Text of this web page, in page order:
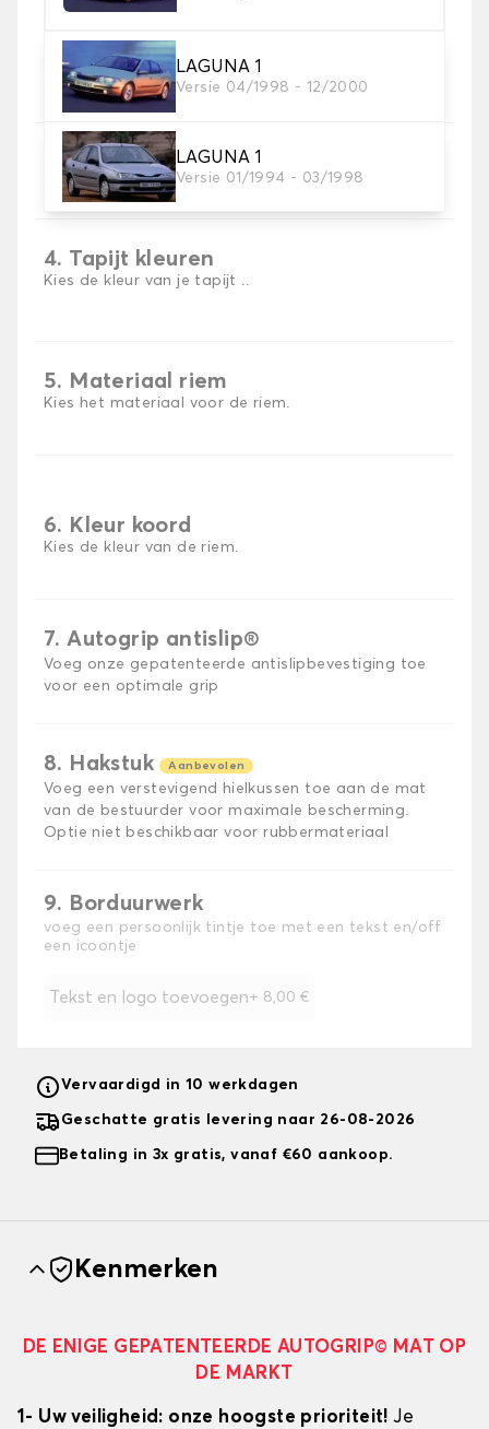
LAGUNA 1
Versie 04/1998 - 12/2000
LAGUNA 1
Versie 01/1994 - 03/1998
2. Materiaal
Kies het materiaal van uw automatten
3. Aantal matten
Selecteer het aantal automatten dat je nodig hebt.
4. Tapijt kleuren
Kies de kleur van je tapijt ..
5. Materiaal riem
Kies het materiaal voor de riem.
6. Kleur koord
Kies de kleur van de riem.
7. Autogrip antislip®
Voeg onze gepatenteerde antislipbevestiging toe
voor een optimale grip
8. Hakstuk Aanbevolen
Voeg een verstevigend hielkussen toe aan de mat
van de bestuurder voor maximale bescherming.
Optie niet beschikbaar voor rubbermateriaal
9. Borduurwerk
voeg een persoonlijk tintje toe met een tekst en/off
een icoontje
Tekst en logo toevoegen+ 8,00 €
Vervaardigd in 10 werkdagen
Geschatte gratis levering naar 26-08-2026
Betaling in 3x gratis, vanaf €60 aankoop.
Kenmerken
DE ENIGE GEPATENTEERDE AUTOGRIP© MAT OP
DE MARKT
1- Uw veiligheid: onze hoogste prioriteit!Je